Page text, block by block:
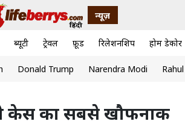
न्यूज़
ब्यूटी ट्रेवल फ़ूड रिलेशनशिप होम डेकोर
Donald Trump Narendra Modi
केस का सबसे खौफनाक